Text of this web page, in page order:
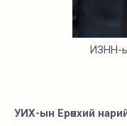
ИЗНН-
УИХ-ын Ерөнхий